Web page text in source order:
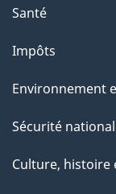
a
e
Santé
Impôts
Environnement
Sécurité
Culture, histoire